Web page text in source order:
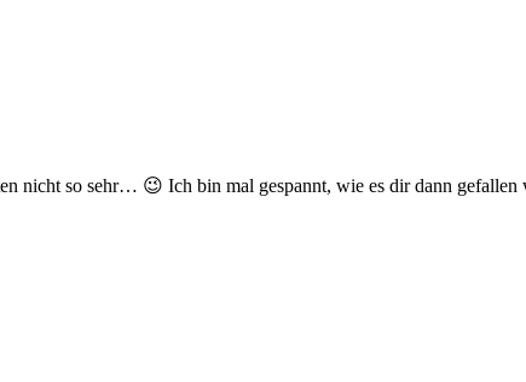
nicht so sehr… 😉 Ich bin mal gespannt, wie es dir dann